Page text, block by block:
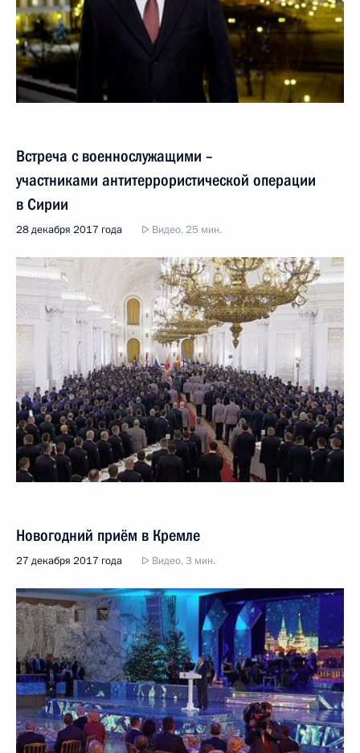
Встреча с военнослужащими –
участниками антитеррористической операции
в Сирии
28 декабря 2017 года Видео, 25 мин.
Новогодний приём в Кремле
27 декабря 2017 года Видео, 3 мин.